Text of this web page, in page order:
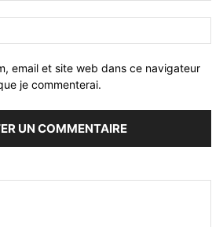
email et site web dans ce navigateur
je commenterai.